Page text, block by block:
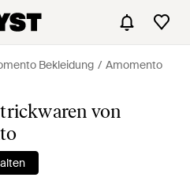
Bekleidung
Amomento
von